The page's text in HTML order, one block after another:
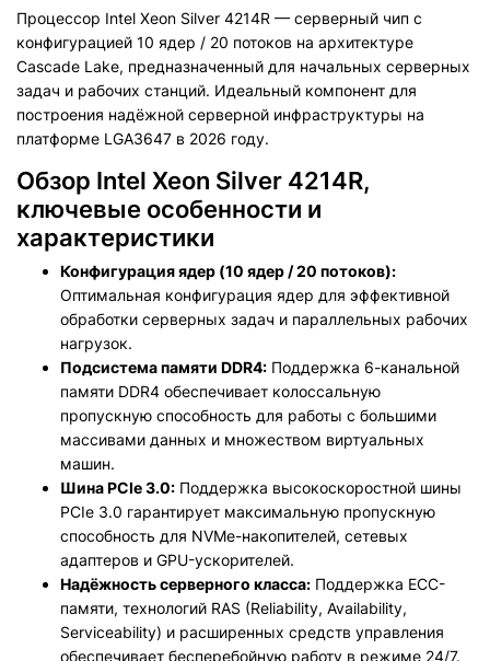
Процессор Intel Xeon Silver 4214R — серверный чип с
конфигурацией 10 ядер / 20 потоков на архитектуре
Cascade Lake, предназначенный для начальных серверных
задач и рабочих станций. Идеальный компонент для
построения надёжной серверной инфраструктуры на
платформе LGA3647 в 2026 году.
Обзор Intel Xeon Silver 4214R,
ключевые особенности и
характеристики
Конфигурация ядер (10 ядер / 20 потоков):
Оптимальная конфигурация ядер для эффективной
обработки серверных задач и параллельных рабочих
нагрузок.
Подсистема памяти DDR4: Поддержка 6-канальной
памяти DDR4 обеспечивает колоссальную
пропускную способность для работы с большими
массивами данных и множеством виртуальных
машин.
Шина PCIe 3.0: Поддержка высокоскоростной шины
PCIe 3.0 гарантирует максимальную пропускную
способность для NVMe-накопителей, сетевых
адаптеров и GPU-ускорителей.
Надёжность серверного класса: Поддержка ECC-
памяти, технологий RAS (Reliability, Availability,
Serviceability) и расширенных средств управления
обеспечивает бесперебойную работу в режиме 24/7.